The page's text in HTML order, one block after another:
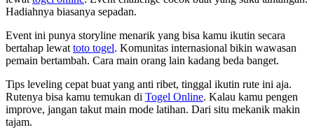
Hadiahnya biasanya sepadan.
Event ini punya storyline menarik yang bisa kamu ikutin secara
bertahap lewat toto togel. Komunitas internasional bikin wawasan
pemain bertambah. Cara main orang lain kadang beda banget.
Tips leveling cepat buat yang anti ribet, tinggal ikutin rute ini aja.
Rutenya bisa kamu temukan di Togel Online. Kalau kamu pengen
improve, jangan takut main mode latihan. Dari situ mekanik makin
tajam.